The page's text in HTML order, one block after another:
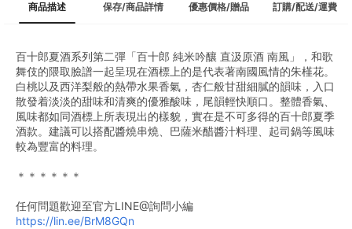
商品描述 保存/商品詳情 優惠價格/贈品 訂購/配送/運費
百十郎夏酒系列第二彈「百十郎 純米吟釀 直汲原酒 南風」，和歌
舞伎的隈取臉譜一起呈現在酒標上的是代表著南國風情的朱槿花。
白桃以及西洋梨般的熱帶水果香氣，杏仁般甘甜細膩的韻味，入口
散發着淡淡的甜味和清爽的優雅酸味，尾韻輕快順口。整體香氣、
風味都如同酒標上所表現出的樣貌，實在是不可多得的百十郎夏季
酒款。建議可以搭配醬燒串燒、巴薩米醋醬汁料理、起司鍋等風味
較為豐富的料理。
＊＊＊＊＊＊
任何問題歡迎至官方LINE@詢問小編
https://lin.ee/BrM8GQn